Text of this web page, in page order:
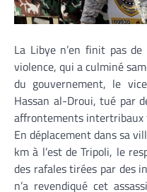
La Libye n’en finit pas
violence, qui a culminé
du gouvernement, le
Hassan al-Droui, tué par
affrontements intertribaux
En déplacement dans sa
km à l’est de Tripoli, le
des rafales tirées par des
n’a revendiqué cet